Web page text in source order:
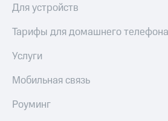
Для устройств
Тарифы для домашнего телефона
Услуги
Мобильная связь
Роуминг